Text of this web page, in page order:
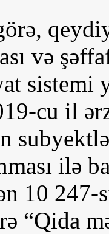
və
sistemi
cu il
ilə
10 247-
“Qida